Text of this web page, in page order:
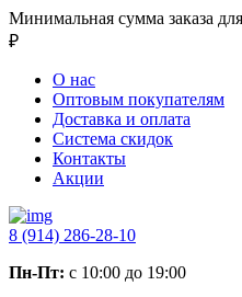
Минимальная сумма заказа
₽
О нас
Оптовым покупателям
Доставка и оплата
Система скидок
Контакты
Акции
8 (914) 286-28-10
Пн-Пт: с 10:00 до 19:00